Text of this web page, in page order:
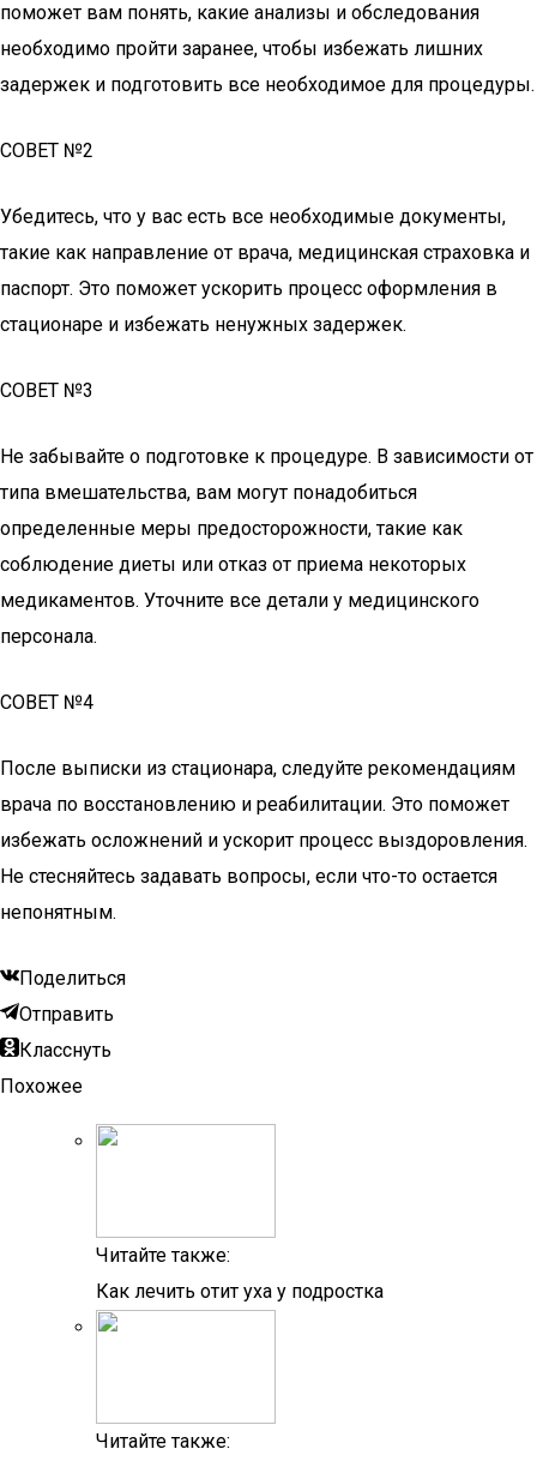
поможет вам понять, какие анализы и обследования
необходимо пройти заранее, чтобы избежать лишних
задержек и подготовить все необходимое для процедуры.
СОВЕТ №2
Убедитесь, что у вас есть все необходимые документы,
такие как направление от врача, медицинская страховка и
паспорт. Это поможет ускорить процесс оформления в
стационаре и избежать ненужных задержек.
СОВЕТ №3
Не забывайте о подготовке к процедуре. В зависимости от
типа вмешательства, вам могут понадобиться
определенные меры предосторожности, такие как
соблюдение диеты или отказ от приема некоторых
медикаментов. Уточните все детали у медицинского
персонала.
СОВЕТ №4
После выписки из стационара, следуйте рекомендациям
врача по восстановлению и реабилитации. Это поможет
избежать осложнений и ускорит процесс выздоровления.
Не стесняйтесь задавать вопросы, если что-то остается
непонятным.
Поделиться
Отправить
Класснуть
Похожее
Читайте также:
Как лечить отит уха у подростка
Читайте также: